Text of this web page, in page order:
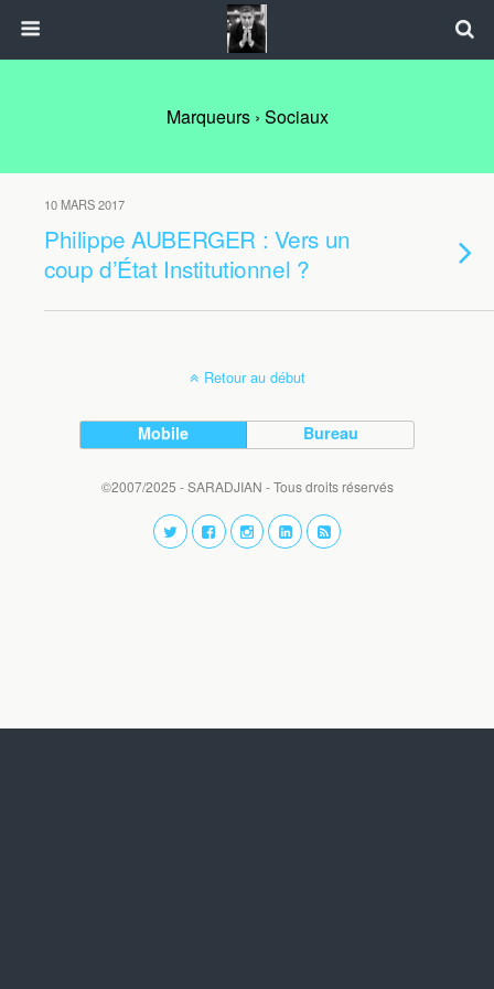
Marqueurs › Sociaux
10 MARS 2017
Philippe AUBERGER : Vers un
coup d’État Institutionnel ?
Retour au début
Mobile Bureau
©2007/2025 - SARADJIAN - Tous droits réservés